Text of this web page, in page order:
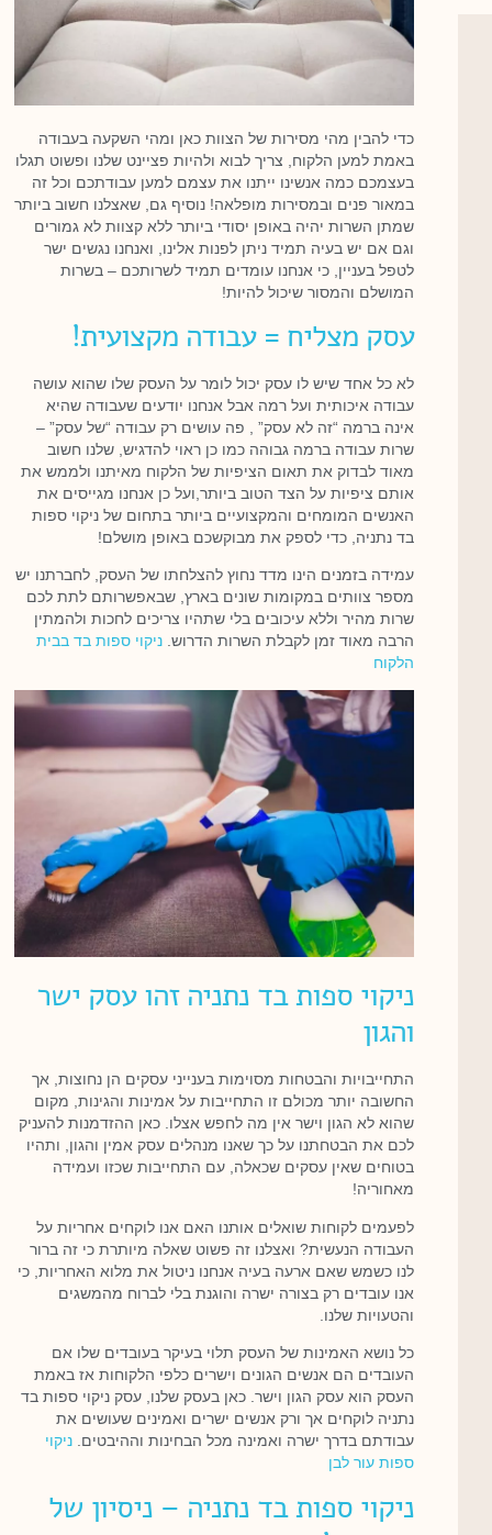
כדי להבין מהי מסירות של הצוות כאן ומהי השקעה בעבודה
באמת למען הלקוח, צריך לבוא ולהיות פציינט שלנו ופשוט תגלו
בעצמכם כמה אנשינו ייתנו את עצמם למען עבודתכם וכל זה
במאור פנים ובמסירות מופלאה! נוסיף גם, שאצלנו חשוב ביותר
שמתן השרות יהיה באופן יסודי ביותר ללא קצוות לא גמורים
וגם אם יש בעיה תמיד ניתן לפנות אלינו, ואנחנו נגשים ישר
לטפל בעניין, כי אנחנו עומדים תמיד לשרותכם – בשרות
המושלם והמסור שיכול להיות!
עסק מצליח = עבודה מקצועית!
לא כל אחד שיש לו עסק יכול לומר על העסק שלו שהוא עושה
עבודה איכותית ועל רמה אבל אנחנו יודעים שעבודה שהיא
אינה ברמה “זה לא עסק” , פה עושים רק עבודה “של עסק” –
שרות עבודה ברמה גבוהה כמו כן ראוי להדגיש, שלנו חשוב
מאוד לבדוק את תאום הציפיות של הלקוח מאיתנו ולממש את
אותם ציפיות על הצד הטוב ביותר,ועל כן אנחנו מגייסים את
האנשים המומחים והמקצועיים ביותר בתחום של ניקוי ספות
בד נתניה, כדי לספק את מבוקשכם באופן מושלם!
עמידה בזמנים הינו מדד נחוץ להצלחתו של העסק, לחברתנו יש
מספר צוותים במקומות שונים בארץ, שבאפשרותם לתת לכם
שרות מהיר וללא עיכובים בלי שתהיו צריכים לחכות ולהמתין
הרבה מאוד זמן לקבלת השרות הדרוש. ניקוי ספות בד בבית
הלקוח
ניקוי ספות בד נתניה זהו עסק ישר
והגון
התחייבויות והבטחות מסוימות בענייני עסקים הן נחוצות, אך
החשובה יותר מכולם זו התחייבות על אמינות והגינות, מקום
שהוא לא הגון וישר אין מה לחפש אצלו. כאן ההזדמנות להעניק
לכם את הבטחתנו על כך שאנו מנהלים עסק אמין והגון, ותהיו
בטוחים שאין עסקים שכאלה, עם התחייבות שכזו ועמידה
מאחוריה!
לפעמים לקוחות שואלים אותנו האם אנו לוקחים אחריות על
העבודה הנעשית? ואצלנו זה פשוט שאלה מיותרת כי זה ברור
לנו כשמש שאם ארעה בעיה אנחנו ניטול את מלוא האחריות, כי
אנו עובדים רק בצורה ישרה והוגנת בלי לברוח מהמשגים
והטעויות שלנו.
כל נושא האמינות של העסק תלוי בעיקר בעובדים שלו אם
העובדים הם אנשים הגונים וישרים כלפי הלקוחות אז באמת
העסק הוא עסק הגון וישר. כאן בעסק שלנו, עסק ניקוי ספות בד
נתניה לוקחים אך ורק אנשים ישרים ואמינים שעושים את
עבודתם בדרך ישרה ואמינה מכל הבחינות וההיבטים. ניקוי
ספות עור לבן
ניקוי ספות בד נתניה – ניסיון של